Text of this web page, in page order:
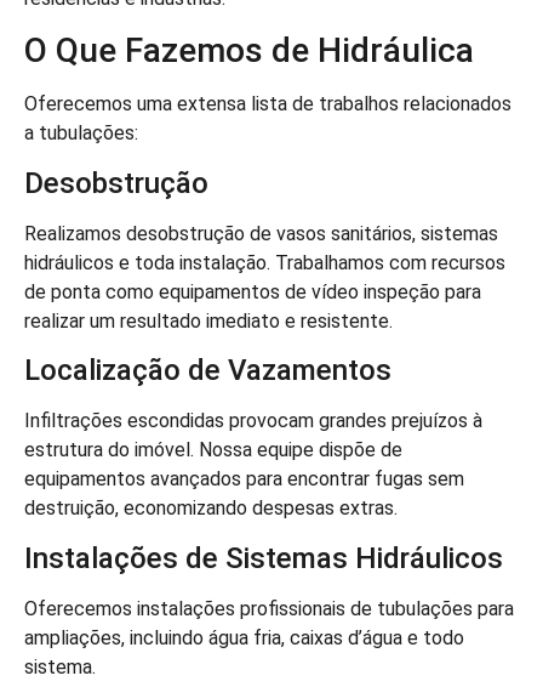
O Que Fazemos de Hidráulica
Oferecemos uma extensa lista de trabalhos relacionados
a tubulações:
Desobstrução
Realizamos desobstrução de vasos sanitários, sistemas
hidráulicos e toda instalação. Trabalhamos com recursos
de ponta como equipamentos de vídeo inspeção para
realizar um resultado imediato e resistente.
Localização de Vazamentos
Infiltrações escondidas provocam grandes prejuízos à
estrutura do imóvel. Nossa equipe dispõe de
equipamentos avançados para encontrar fugas sem
destruição, economizando despesas extras.
Instalações de Sistemas Hidráulicos
Oferecemos instalações profissionais de tubulações para
ampliações, incluindo água fria, caixas d’água e todo
sistema.